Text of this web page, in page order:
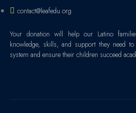
contact@leafedu.org
Your donation will help our Latino
knowledge, skills, and support they need
system and ensure their children succeed